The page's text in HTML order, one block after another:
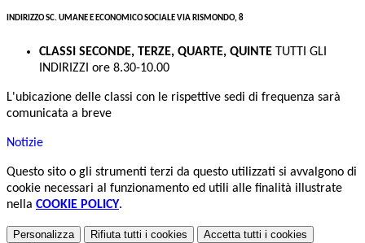
INDIRIZZO SC. UMANE E ECONOMICO SOCIALE VIA RISMONDO, 8
CLASSI SECONDE, TERZE, QUARTE, QUINTE TUTTI GLI
INDIRIZZI ore 8.30-10.00
L'ubicazione delle classi con le rispettive sedi di frequenza sarà
comunicata a breve
Notizie
Questo sito o gli strumenti terzi da questo utilizzati si avvalgono di
cookie necessari al funzionamento ed utili alle finalità illustrate
nella COOKIE POLICY.
Personalizza Rifiuta tutti i cookies Accetta tutti i cookies